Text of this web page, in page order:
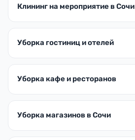
Клининг на мероприятие в Сочи
Уборка гостиниц и отелей
Уборка кафе и ресторанов
Уборка магазинов в Сочи